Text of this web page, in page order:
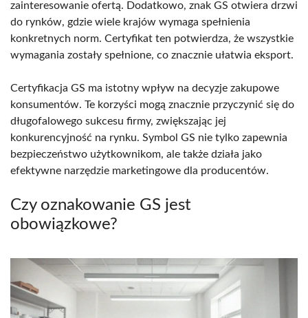
zainteresowanie ofertą. Dodatkowo, znak GS otwiera drzwi
do rynków, gdzie wiele krajów wymaga spełnienia
konkretnych norm. Certyfikat ten potwierdza, że wszystkie
wymagania zostały spełnione, co znacznie ułatwia eksport.
Certyfikacja GS ma istotny wpływ na decyzje zakupowe
konsumentów. Te korzyści mogą znacznie przyczynić się do
długofalowego sukcesu firmy, zwiększając jej
konkurencyjność na rynku. Symbol GS nie tylko zapewnia
bezpieczeństwo użytkownikom, ale także działa jako
efektywne narzędzie marketingowe dla producentów.
Czy oznakowanie GS jest
obowiązkowe?